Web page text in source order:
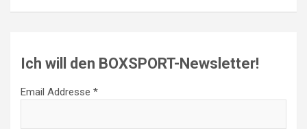
Ich will den BOXSPORT-Newsletter!
Email Addresse *